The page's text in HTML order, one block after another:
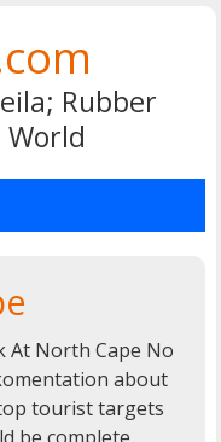
Rubber
World
At North Cape No
about
tourist targets